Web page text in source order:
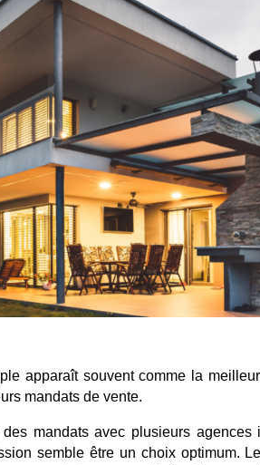
apparaît souvent comme la
mandats de vente.
mandats avec plusieurs
semble être un choix optimum.